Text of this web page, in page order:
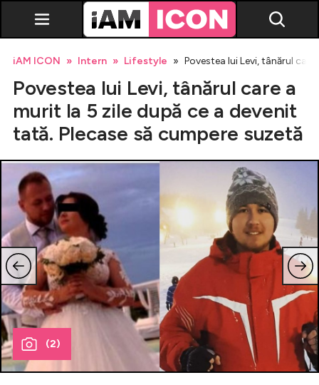
Evenimente
Emisiuni TV
Horoscop
Lifestyle
iAM ICON Intern Lifestyle Povestea lui Levi, tânărul
Povestea lui Levi, tânărul care a
murit la 5 zile după ce a devenit
tată. Plecase să cumpere suzetă
(2)